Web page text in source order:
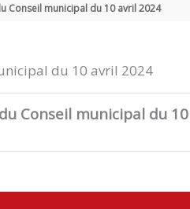
Conseil municipal du 10 avril 2024
du 10 avril 2024
Conseil municipal du